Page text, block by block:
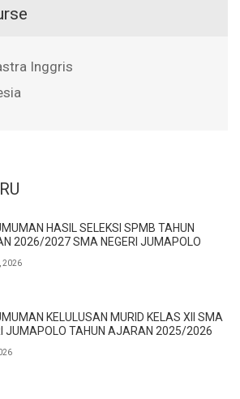
Inggris
HASIL SELEKSI SPMB TAHUN
2026/2027 SMA NEGERI JUMAPOLO
2026
KELULUSAN MURID KELAS XII SMA
JUMAPOLO TAHUN AJARAN 2025/2026